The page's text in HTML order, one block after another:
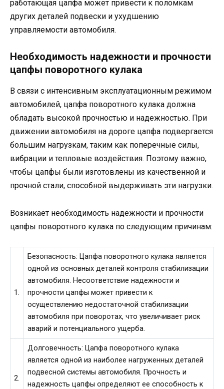
работающая цапфа может привести к поломкам
других деталей подвески и ухудшению
управляемости автомобиля.
Необходимость надежности и прочности
цапфы поворотного кулака
В связи с интенсивным эксплуатационным режимом
автомобилей, цапфа поворотного кулака должна
обладать высокой прочностью и надежностью. При
движении автомобиля на дороге цапфа подвергается
большим нагрузкам, таким как поперечные силы,
вибрации и тепловые воздействия. Поэтому важно,
чтобы цапфы были изготовлены из качественной и
прочной стали, способной выдерживать эти нагрузки.
Возникает необходимость надежности и прочности
цапфы поворотного кулака по следующим причинам:
1.
Безопасность: Цапфа поворотного кулака является
одной из основных деталей контроля стабилизации
автомобиля. Несоответствие надежности и
прочности цапфы может привести к
осуществлению недостаточной стабилизации
автомобиля при поворотах, что увеличивает риск
аварий и потенциального ущерба.
2.
Долговечность: Цапфа поворотного кулака
является одной из наиболее нагруженных деталей
подвесной системы автомобиля. Прочность и
надежность цапфы определяют ее способность к